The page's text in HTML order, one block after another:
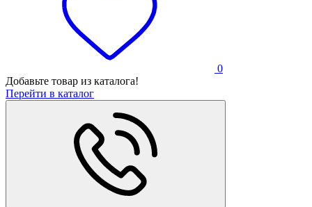
0
Добавьте товар из каталога!
Перейти в каталог